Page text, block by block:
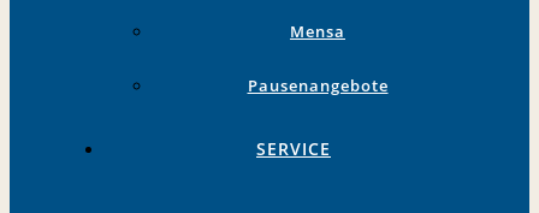
Mensa
Pausenangebote
SERVICE